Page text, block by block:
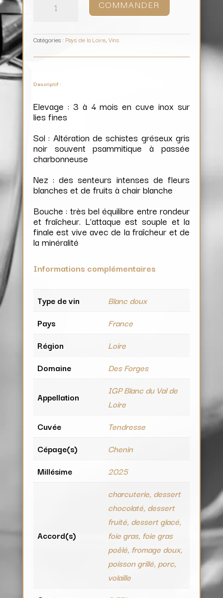
/
Domaine
des
COMMANDER
Catégories : Pays de la Loire, Vins
Descriptif :
Elevage : 3 à 4 mois en cuve inox sur
lies fines
Sol : Altération de schistes gréseux gris
noir souvent psammitique à passée
charbonneuse
Nez : des senteurs intenses de fleurs
blanches et de fruits à chair blanche
Bouche : très bel équilibre entre rondeur
et fraîcheur. L’attaque est souple et la
finale est vive avec de la fraîcheur et de
la minéralité
Informations complémentaires
Type de vin
Blanc doux
Pays
France
Région
Loire
Domaine
Des Forges
Appellation
IGP Blanc du Val de
Loire
Cuvée
Tendresse
Cépage(s)
Chenin
Millésime
2025
Accord(s)
charcuterie, dessert
chocolaté, dessert
fruité, dessert glacé,
foie gras, foie gras
poêlé, fromage doux,
poisson grillé, porc,
volaille